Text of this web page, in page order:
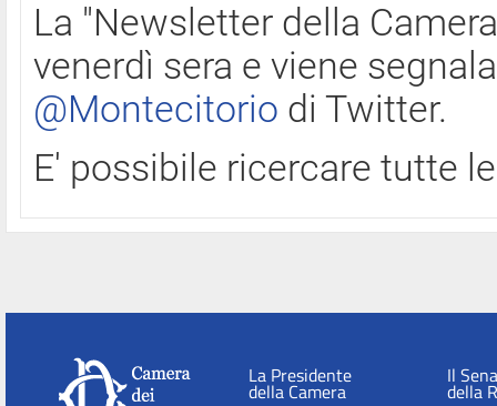
La "Newsletter della
venerdì sera e viene
@Montecitorio di Twitter.
E' possibile ricercare tutte
La Presidente
della Camera
Il
della